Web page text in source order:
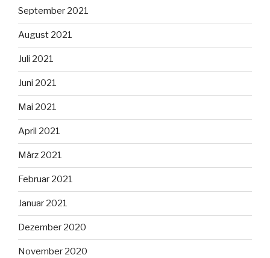
September 2021
August 2021
Juli 2021
Juni 2021
Mai 2021
April 2021
März 2021
Februar 2021
Januar 2021
Dezember 2020
November 2020